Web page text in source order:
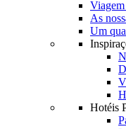
Viagem
As
Um
Hotéis